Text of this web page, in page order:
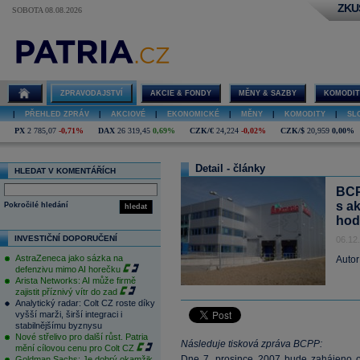
SOBOTA 08.08.2026
ZPRAVODAJSTVÍ AKCIE & FONDY MĚNY & SAZBY
PŘEHLED ZPRÁV AKCIOVÉ EKONOMICKÉ MĚNY KOMODITY
PX 2 785,07 -0,71% DAX 26 319,45 0,69% CZK/€ 24,224 -0,02% CZK/$ 20,959 0,00%
HLEDAT V KOMENTÁŘÍCH
hledat
Pokročilé hledání
INVESTIČNÍ DOPORUČENÍ
AstraZeneca jako sázka na
defenzivu mimo AI horečku
Arista Networks: AI může firmě
zajistit příznivý vítr do zad
Analytický radar: Colt CZ roste díky
vyšší marži, širší integraci i
stabilnějšímu byznysu
Nové střelivo pro další růst. Patria
mění cílovou cenu pro Colt CZ
Detail - články
s
Následuje tisková zpráva BCPP: